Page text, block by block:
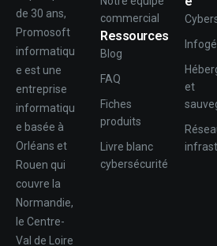
de 30 ans,
Promosoft
informatiqu
e est une
entreprise
informatiqu
e basée à
Orléans et
Rouen qui
couvre la
Normandie,
le Centre-
Val de Loire
commercial
Ressources
Blog
FAQ
Fiches
produits
Livre blanc
cybersécurité
et